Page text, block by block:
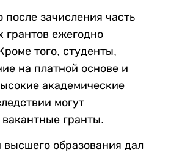
зачисления часть
грантов ежегодно
того, студенты,
на платной основе и
академические
могут
гранты.
образования дал